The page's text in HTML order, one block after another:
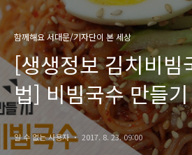
함께해요 서대문/기자단이 본 세상
[생생정보 김치비빔
법] 비빔국수 만들
알 수 없는 사용자 2017. 8. 23. 09:00